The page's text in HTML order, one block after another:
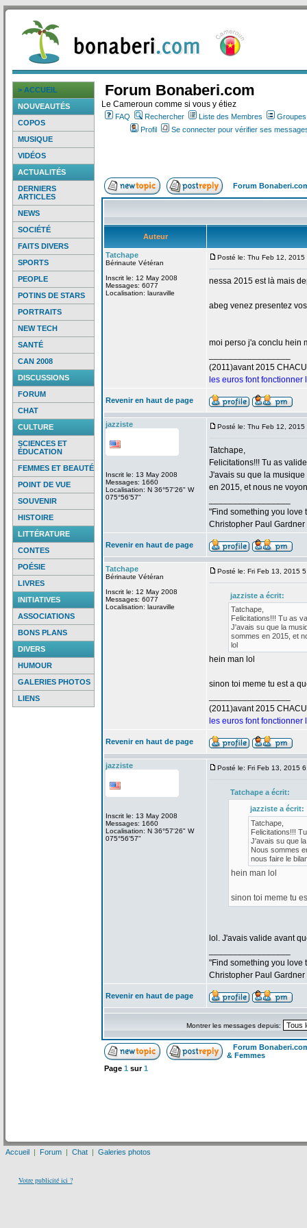
> ACCUEIL
NOUVEAUTÉS
COPOS
MUSIQUE
VIDÉOS
ACTUALITÉS
DERNIERS
ARTICLES
NEWS
SOCIÉTÉ
FAITS DIVERS
SPORTS
PEOPLE
POTINS DE STARS
PORTRAITS
NEW TECH
SANTÉ
CAN 2008
DISCUSSIONS
FORUM
CHAT
CULTURE
SCIENCES ET
ÉDUCATION
FEMMES ET BEAUTÉ
POINT DE VUE
SOUVENIR
HISTOIRE
LITTÉRATURE
CONTES
POÉSIE
LIVRES
INITIATIVES
ASSOCIATIONS
BONS PLANS
DIVERS
HUMOUR
GALERIES PHOTOS
LIENS
Forum Bonaberi.com
Le Cameroun comme si vous y étiez
FAQ Rechercher Liste des Membres
Profil
Se connecter pour vérifier ses
Forum
Auteur
Tatchape
Bérinaute Vétéran
Inscrit le: 12 May 2008
Messages: 6077
Localisation: lauraville
Posté le: Thu Feb 12, 2015
nessa 2015 est là mais
abeg venez presentez
moi perso j'a conclu hein
(2011)avant 2015
les euros font fonctionner
Revenir en haut de page
jazziste
Inscrit le: 13 May 2008
Messages: 1660
Localisation: N 36°57'26" W
075°56'57"
Posté le: Thu Feb 12, 2015
Tatchape,
Felicitations!!! Tu as
J'avais su que la musique
en 2015, et nous ne
"Find something you love
Christopher Paul Gardner
Revenir en haut de page
Tatchape
Bérinaute Vétéran
Inscrit le: 12 May 2008
Messages: 6077
Localisation: lauraville
Posté le: Fri Feb 13, 2015
jazziste a écrit:
Tatchape,
Felicitations!!! Tu as
J'avais su que la
sommes en 2015, et
lol
hein man lol
sinon toi meme tu est a
(2011)avant 2015
les euros font fonctionner
Revenir en haut de page
jazziste
Inscrit le: 13 May 2008
Messages: 1660
Localisation: N 36°57'26" W
075°56'57"
Posté le: Fri Feb 13, 2015
Tatchape a écrit:
jazziste aécrit:
Tatchape,
Felicitations!!!
J'avais su que la
Nous sommes
nous faire le
hein man lol
sinon toi meme tu
lol. J'avais valide avant
"Find something you love
Christopher Paul Gardner
Revenir en haut de page
Montrer les messages depuis:
Forum
& Femmes
Page 1 sur1
Accueil | Forum | Chat | Galeries photos
Votre publicité ici ?